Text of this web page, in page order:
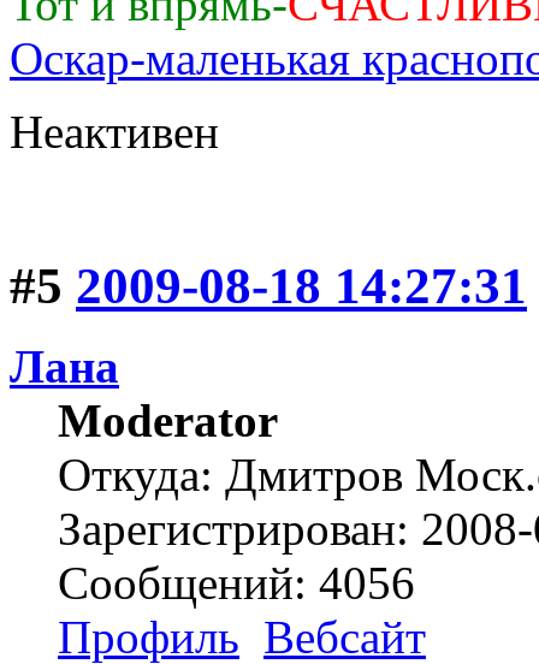
Оскар-маленькая
Неактивен
#5 2009-08-18 14:27:31
Лана
Moderator
Откуда: Дмитров
Зарегистрирован:
Сообщений: 4056
Профиль Вебсайт